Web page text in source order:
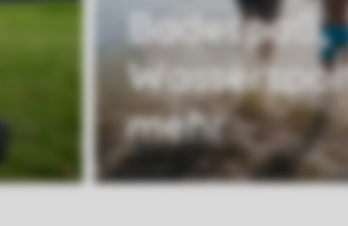
Badespaß,
mehr